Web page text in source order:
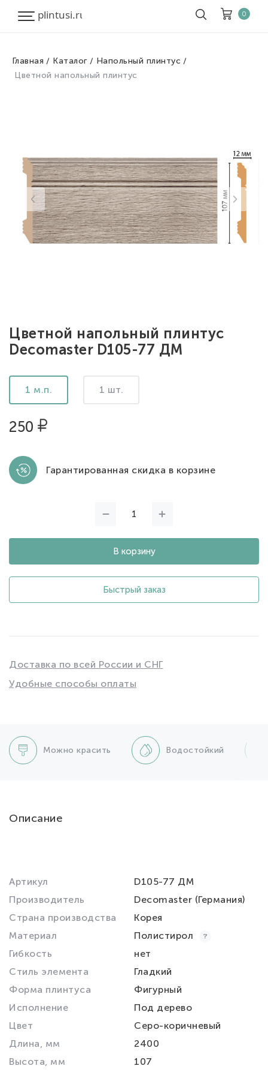
Корзина
0
0
Главная Каталог
Напольный плинтус
Цветной напольный плинтус
Цветной напольный плинтус
Decomaster D105-77 ДМ
1 м.п. 1 шт.
250
Гарантированная скидка в корзине
В корзину
Быстрый заказ
Доставка по всей России и СНГ
Удобные способы оплаты
Можно красить Водостойкий
Описание
Артикул
D105-77 ДМ
Производитель
Decomaster (Германия)
Страна производства
Корея
Материал
Полистирол
Гибкость
нет
Стиль элемента
Гладкий
Форма плинтуса
Фигурный
Исполнение
Под дерево
Цвет
Серо-коричневый
Длина, мм
2400
Высота, мм
107